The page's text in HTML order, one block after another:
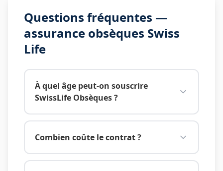
Questions fréquentes —
assurance obsèques Swiss
Life
À quel âge peut-on souscrire
SwissLife Obsèques ?
Combien coûte le contrat ?